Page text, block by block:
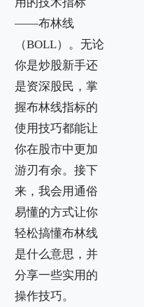
——布林线
（BOLL）。无论
你是炒股新手还
是资深股民，掌
握布林线指标的
使用技巧都能让
你在股市中更加
游刃有余。接下
来，我会用通俗
易懂的方式让你
轻松搞懂布林线
是什么意思，并
分享一些实用的
操作技巧。